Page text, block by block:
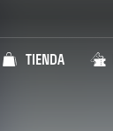
TIENDA